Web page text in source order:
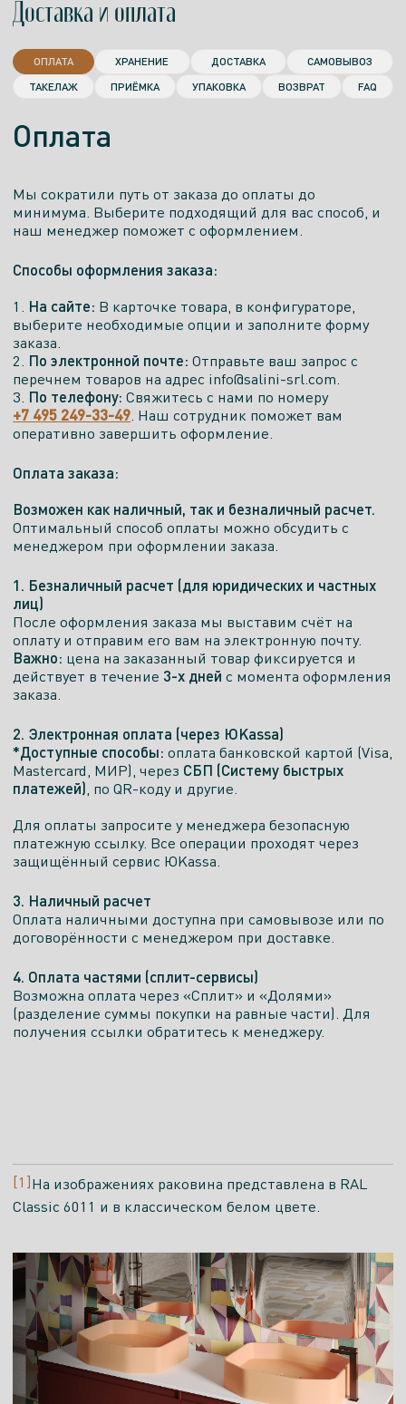
Доставка и оплата
ОПЛАТА ХРАНЕНИЕ ДОСТАВКА
САМОВЫВОЗ
ТАКЕЛАЖ
ПРИЁМКА УПАКОВКА ВОЗВРАТ FAQ
Оплата
Мы сократили путь от заказа до оплаты до
минимума. Выберите подходящий для вас способ, и
наш менеджер поможет с оформлением.
Способы оформления заказа:
1. На сайте: В карточке товара, в конфигураторе,
выберите необходимые опции и заполните форму
заказа.
2. По электронной почте: Отправьте ваш запрос с
перечнем товаров на адрес info@salini-srl.com.
3. По телефону: Свяжитесь с нами по номеру
+7 495 249-33-49. Наш сотрудник поможет вам
оперативно завершить оформление.
Оплата заказа:
Возможен как наличный, так и безналичный расчет.
Оптимальный способ оплаты можно обсудить с
менеджером при оформлении заказа.
1. Безналичный расчет (для юридических и частных
лиц)
После оформления заказа мы выставим счёт на
оплату и отправим его вам на электронную почту.
Важно: цена на заказанный товар фиксируется и
действует в течение 3-х дней с момента оформления
заказа.
2. Электронная оплата (через ЮKassa)
*Доступные способы: оплата банковской картой (Visa,
Mastercard, МИР), через СБП (Систему быстрых
платежей), по QR-коду и другие.
Для оплаты запросите у менеджера безопасную
платежную ссылку. Все операции проходят через
защищённый сервис ЮKassa.
3. Наличный расчет
Оплата наличными доступна при самовывозе или по
договорённости с менеджером при доставке.
4. Оплата частями (сплит-сервисы)
Возможна оплата через «Сплит» и «Долями»
(разделение суммы покупки на равные части). Для
получения ссылки обратитесь к менеджеру.
[1] На изображениях раковина представлена в RAL
Classic 6011 и в классическом белом цвете.